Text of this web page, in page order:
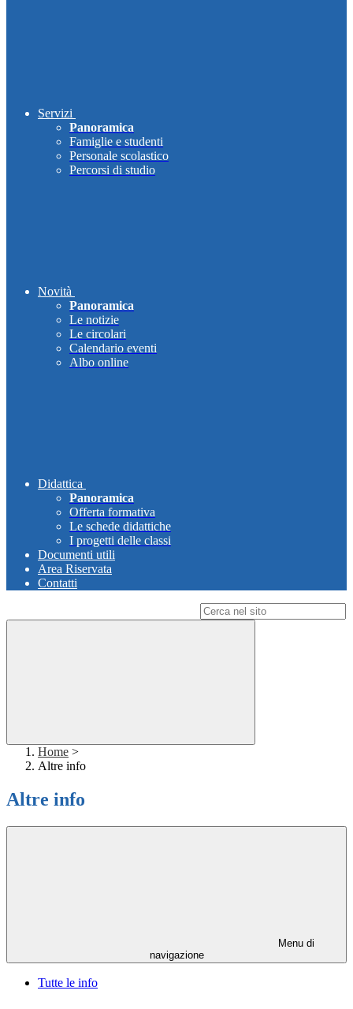
Servizi
Panoramica
Famiglie e studenti
Personale scolastico
Percorsi di studio
Novità
Panoramica
Le notizie
Le circolari
Calendario eventi
Albo online
Didattica
Panoramica
Offerta formativa
Le schede didattiche
I progetti delle classi
Documenti utili
Area Riservata
Contatti
Home >
Altre info
Altre info
Menu di
navigazione
Tutte le info